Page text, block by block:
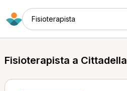
Fisioterapista
Fisioterapista a Cittadella